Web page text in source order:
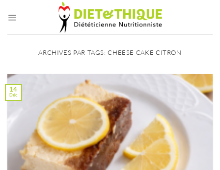
ARCHIVES PAR TAGS:CHEESE CAKE CITRON
14
Déc